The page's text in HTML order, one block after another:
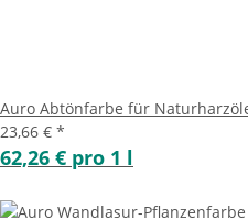
Auro Abtönfarbe für
23,66 € *
62,26 € pro 1 l